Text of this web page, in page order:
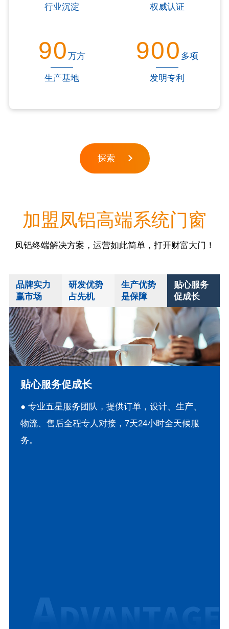
行业沉淀 权威认证
90万方
生产基地
900 多项
发明专利
探索
加盟凤铝高端系统门窗
凤铝终端解决方案，运营如此简单，打开财富大门！
贴心服务促成长
● 专业五星服务团队，提供订单，设计、生产、
物流、售后全程专人对接，7天24小时全天候服
务。
品牌实力
赢市场
研发优势
占先机
生产优势
是保障
贴心服务
促成长